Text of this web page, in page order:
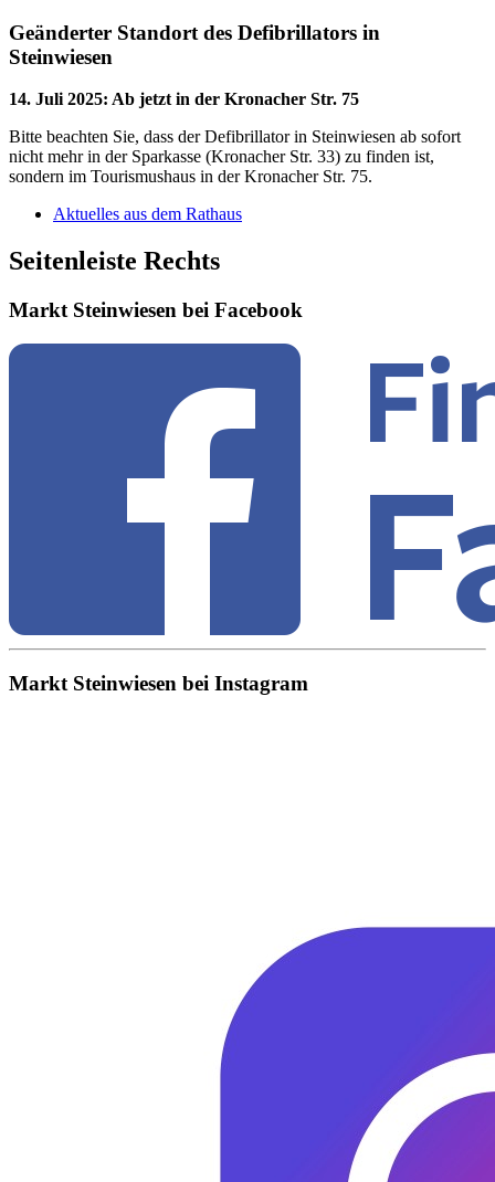
Geänderter Standort des Defibrillators in
Steinwiesen
14. Juli 2025: Ab jetzt in der Kronacher Str. 75
Bitte beachten Sie, dass der Defibrillator in Steinwiesen ab sofort
nicht mehr in der Sparkasse (Kronacher Str. 33) zu finden ist,
sondern im Tourismushaus in der Kronacher Str. 75.
Aktuelles aus dem Rathaus
Seitenleiste Rechts
Markt Steinwiesen bei Facebook
Markt Steinwiesen bei Instagram